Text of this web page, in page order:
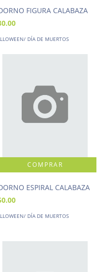
FIGURA CALABAZA
DÍA DE MUERTOS
ESPIRAL CALABAZA
DÍA DE MUERTOS